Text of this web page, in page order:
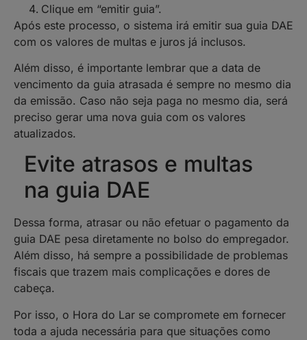
Clique em “emitir guia”.
Após este processo, o sistema irá emitir sua guia DAE
com os valores de multas e juros já inclusos.
Além disso, é importante lembrar que a data de
vencimento da guia atrasada é sempre no mesmo dia
da emissão. Caso não seja paga no mesmo dia, será
preciso gerar uma nova guia com os valores
atualizados.
Evite atrasos e multas
na guia DAE
Dessa forma, atrasar ou não efetuar o pagamento da
guia DAE pesa diretamente no bolso do empregador.
Além disso, há sempre a possibilidade de problemas
fiscais que trazem mais complicações e dores de
cabeça.
Por isso, o Hora do Lar se compromete em fornecer
toda a ajuda necessária para que situações como